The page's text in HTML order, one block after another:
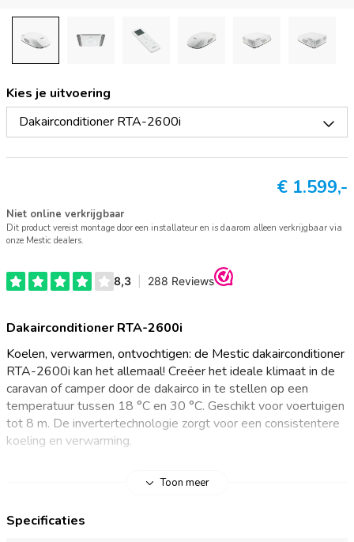
Kies je uitvoering
Dakairconditioner RTA-2600i
€ 1.599,-
Niet online verkrijgbaar
Dit product vereist montage door een installateur en is daarom alleen verkrijgbaar via
onze Mestic dealers.
Dakairconditioner RTA-2600i
Koelen, verwarmen, ontvochtigen: de Mestic dakairconditioner
RTA-2600i kan het allemaal! Creëer het ideale klimaat in de
caravan of camper door de dakairco in te stellen op een
temperatuur tussen 18 °C en 30 °C. Geschikt voor voertuigen
tot 8 m. De invertertechnologie zorgt voor een consistentere
koeling en verwarming.
Met de Mestic dakairconditioner RTA-2600i koel, verwarm of
ontvochtig je jouw kampeervoertuig met de efficiënte
Toon meer
Specificaties